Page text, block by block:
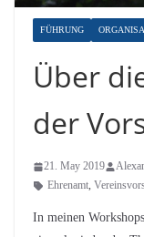
FÜHRUNG
Über
der
21. May 2019
Ehrenamt,
In meinen